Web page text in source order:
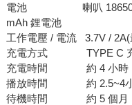
電池 喇叭 18650
mAh 鋰電池
工作電壓 / 電流 3.7V / 2A(
充電方式 TYPE C 充
充電時間 約 4 小時
播放時間 約 2.5~4
待機時間 約 5 個月